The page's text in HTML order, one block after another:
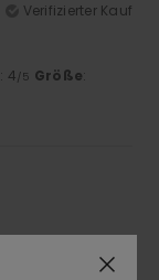
Verifizierter Kauf
: 4/5 Größe: